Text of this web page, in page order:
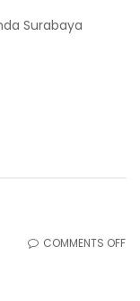
Surabaya
COMMENTS OFFON